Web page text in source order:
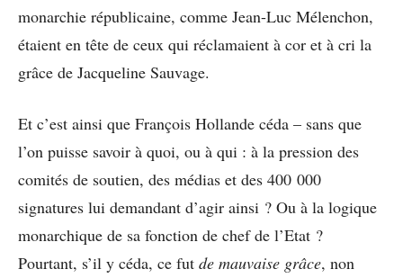
monarchie républicaine, comme Jean-Luc Mélenchon,
étaient en tête de ceux qui réclamaient à cor et à cri la
grâce de Jacqueline Sauvage.
Et c’est ainsi que François Hollande céda – sans que
l’on puisse savoir à quoi, ou à qui : à la pression des
comités de soutien, des médias et des 400 000
signatures lui demandant d’agir ainsi ? Ou à la logique
monarchique de sa fonction de chef de l’Etat ?
Pourtant, s’il y céda, ce fut de mauvaise grâce, non